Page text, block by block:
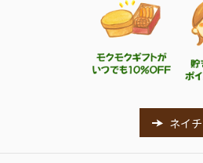
ネイ